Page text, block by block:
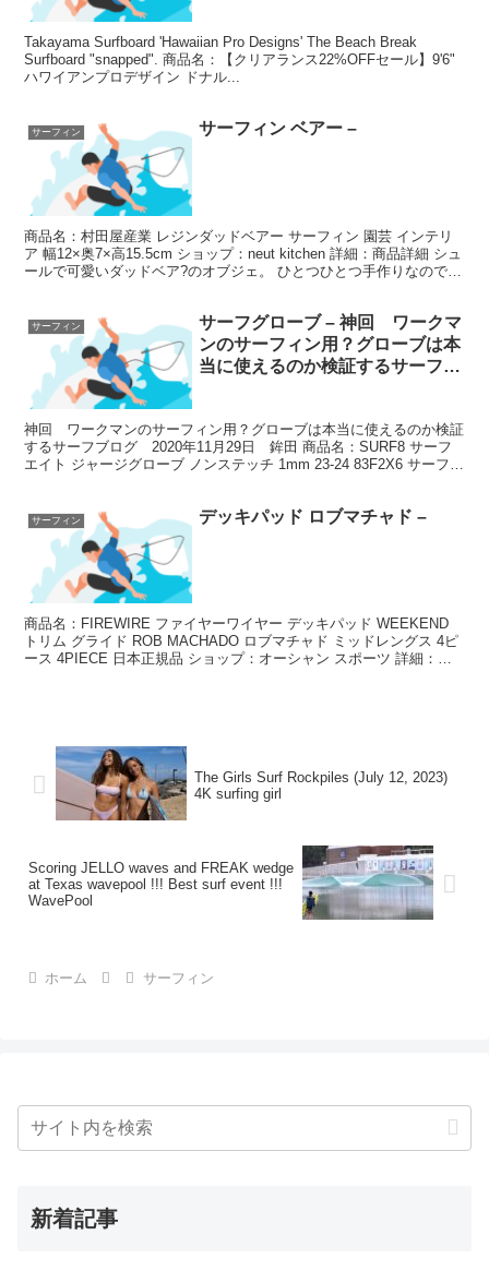
&quot;snapped&quot;.
Takayama Surfboard 'Hawaiian Pro Designs' The Beach Break
Surfboard "snapped". 商品名：【クリアランス22%OFFセール】9'6"
ハワイアンプロデザイン ドナル...
サーフィン サーフィン ベアー –
商品名：村田屋産業 レジンダッドベアー サーフィン 園芸 インテリ
ア 幅12×奥7×高15.5cm ショップ：neut kitchen 詳細：商品詳細 シュ
ールで可愛いダッドベア?のオブジェ。 ひとつひとつ手作りなので、
サーフィン
サーフグローブ – 神回 ワークマ
ンのサーフィン用？グローブは本
当に使えるのか検証するサーフブ
神回 ワークマンのサーフィン用？グローブは本当に使えるのか検証
するサーフブログ 2020年11月29日 鉾田 商品名：SURF8 サーフ
エイト ジャージグローブ ノンステッチ 1mm 23-24 83F2X6 サーフィ
サーフィン デッキパッド ロブマチャド –
商品名：FIREWIRE ファイヤーワイヤー デッキパッド WEEKEND
トリム グライド ROB MACHADO ロブマチャド ミッドレングス 4ピ
ース 4PIECE 日本正規品 ショップ：オーシャン スポーツ 詳細：
The Girls Surf Rockpiles (July 12, 2023)
4K surfing girl
Scoring JELLO waves and FREAK wedge
at Texas wavepool !!! Best surf event !!!
WavePool
ホーム サーフィン
新着記事